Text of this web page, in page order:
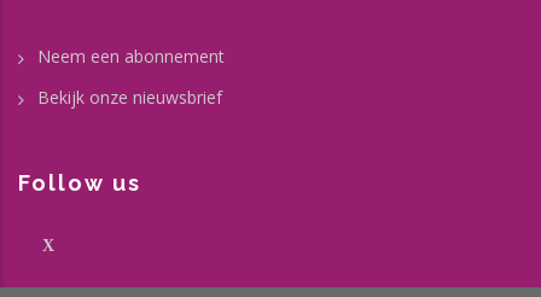
Neem een abonnement
Bekijk onze nieuwsbrief
Follow us
X